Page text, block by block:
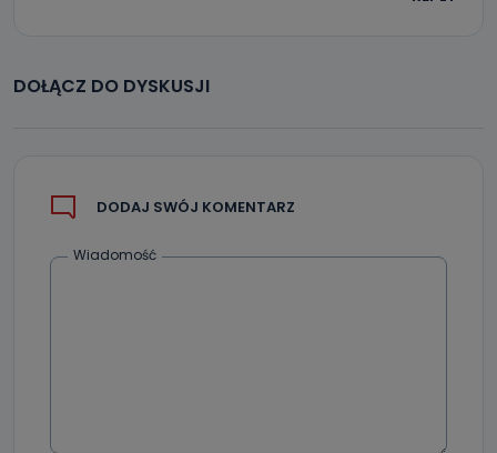
DOŁĄCZ DO DYSKUSJI
DODAJ SWÓJ KOMENTARZ
Wiadomość